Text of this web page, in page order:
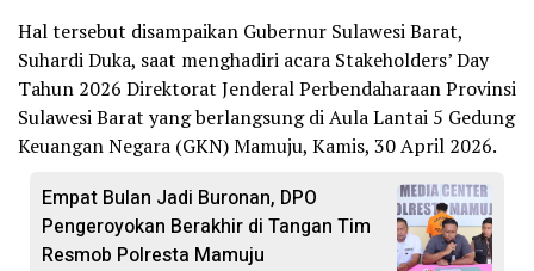
Hal tersebut disampaikan Gubernur Sulawesi Barat,
Suhardi Duka, saat menghadiri acara Stakeholders’ Day
Tahun 2026 Direktorat Jenderal Perbendaharaan Provinsi
Sulawesi Barat yang berlangsung di Aula Lantai 5 Gedung
Keuangan Negara (GKN) Mamuju, Kamis, 30 April 2026.
Empat Bulan Jadi Buronan, DPO
Pengeroyokan Berakhir di Tangan Tim
Resmob Polresta Mamuju